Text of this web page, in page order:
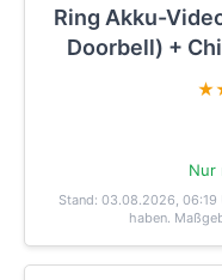
Ring Akku-
Doorbell) +
Nur
Stand: 03.08.2026, 06:19
haben.